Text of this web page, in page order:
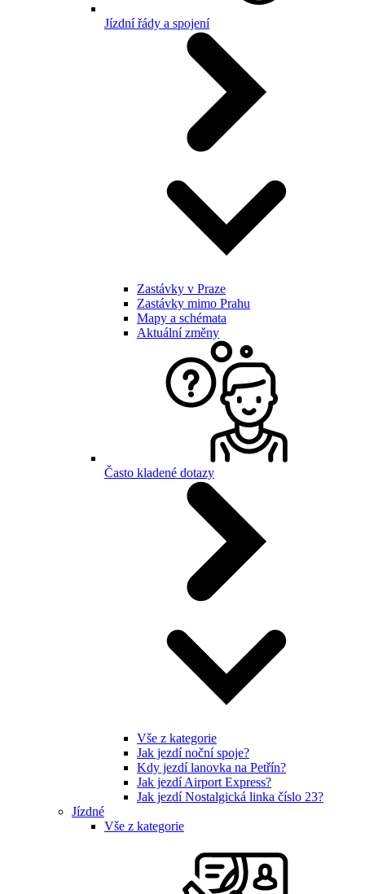
Jízdní řády a spojení
Zastávky v Praze
Zastávky mimo Prahu
Mapy a schémata
Aktuální změny
Často kladené dotazy
Vše z kategorie
Jak jezdí noční spoje?
Kdy jezdí lanovka na Petřín?
Jak jezdí Airport Express?
Jak jezdí Nostalgická linka číslo 23?
Jízdné
Vše z kategorie